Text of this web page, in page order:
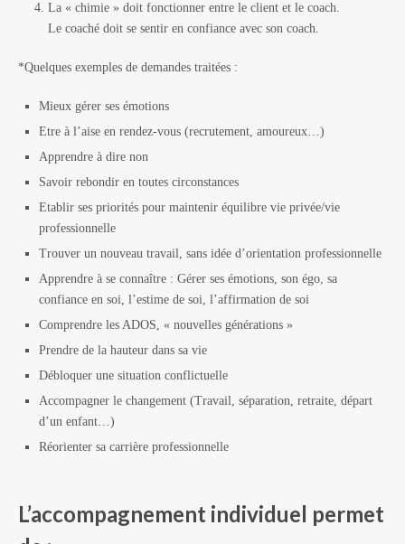
La « chimie » doit fonctionner entre le client et le coach.
Le coaché doit se sentir en confiance avec son coach.
*Quelques exemples de demandes traitées :
Mieux gérer ses émotions
Etre à l’aise en rendez-vous (recrutement, amoureux…)
Apprendre à dire non
Savoir rebondir en toutes circonstances
Etablir ses priorités pour maintenir équilibre vie privée/vie
professionnelle
Trouver un nouveau travail, sans idée d’orientation professionnelle
Apprendre à se connaître : Gérer ses émotions, son égo, sa
confiance en soi, l’estime de soi, l’affirmation de soi
Comprendre les ADOS, « nouvelles générations »
Prendre de la hauteur dans sa vie
Débloquer une situation conflictuelle
Accompagner le changement (Travail, séparation, retraite, départ
d’un enfant…)
Réorienter sa carrière professionnelle
L’accompagnement individuel permet